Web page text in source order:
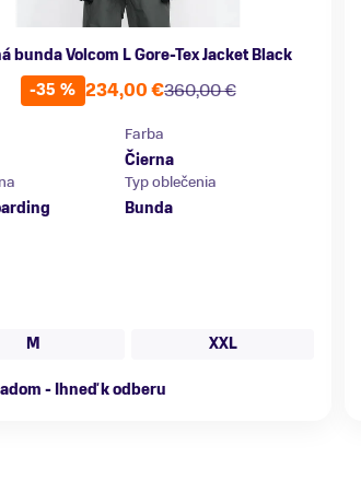
bunda Volcom L Gore-Tex Jacket Black
-35 %
360,00 €
234,00 €
Farba
Čierna
Typ oblečenia
Bunda
M
XXL
- Ihneď k odberu